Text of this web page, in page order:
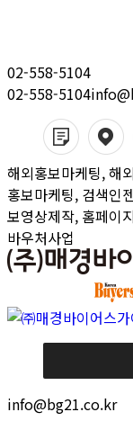
02-558-5104
02-558-5104
해외홍보마케팅, 해
홍보마케팅, 검색인
보영상제작, 홈페이
바우처사업
info@bg21.co.kr